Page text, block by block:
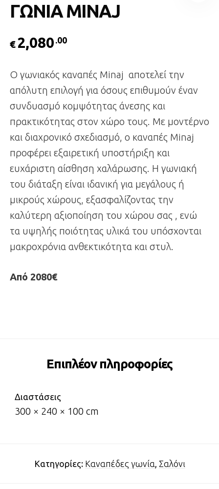
ΓΩΝΙΑ MINAJ
€2,080 .00
Ο γωνιακός καναπές Minaj αποτελεί την
απόλυτη επιλογή για όσους επιθυμούν έναν
συνδυασμό κομψότητας άνεσης και
πρακτικότητας στον χώρο τους. Με μοντέρνο
και διαχρονικό σχεδιασμό, ο καναπές Minaj
προφέρει εξαιρετική υποστήριξη και
ευχάριστη αίσθηση χαλάρωσης. Η γωνιακή
του διάταξη είναι ιδανική για μεγάλους ή
μικρούς χώρους, εξασφαλίζοντας την
καλύτερη αξιοποίηση του χώρου σας , ενώ
τα υψηλής ποιότητας υλικά του υπόσχονται
μακροχρόνια ανθεκτικότητα και στυλ.
Από 2080€
Επιπλέον πληροφορίες
Διαστάσεις
300 × 240 × 100 cm
Κατηγορίες: Καναπέδες γωνία, Σαλόνι